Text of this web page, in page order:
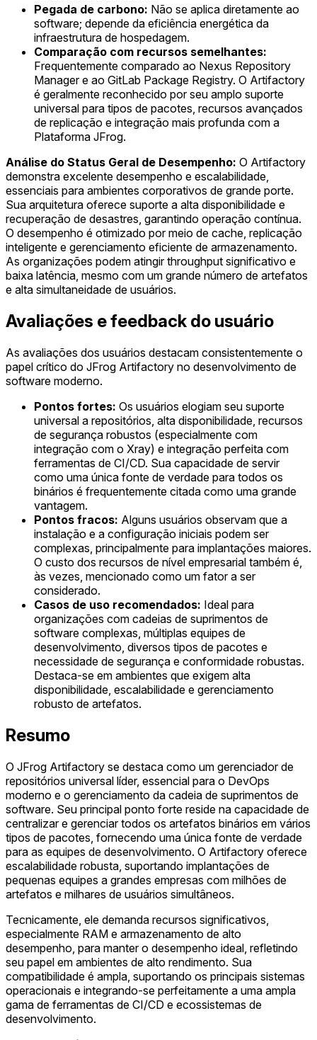
Pegada de carbono: Não se aplica diretamente ao
software; depende da eficiência energética da
infraestrutura de hospedagem.
Comparação com recursos semelhantes:
Frequentemente comparado ao Nexus Repository
Manager e ao GitLab Package Registry. O Artifactory
é geralmente reconhecido por seu amplo suporte
universal para tipos de pacotes, recursos avançados
de replicação e integração mais profunda com a
Plataforma JFrog.
Análise do Status Geral de Desempenho: O Artifactory
demonstra excelente desempenho e escalabilidade,
essenciais para ambientes corporativos de grande porte.
Sua arquitetura oferece suporte a alta disponibilidade e
recuperação de desastres, garantindo operação contínua.
O desempenho é otimizado por meio de cache, replicação
inteligente e gerenciamento eficiente de armazenamento.
As organizações podem atingir throughput significativo e
baixa latência, mesmo com um grande número de artefatos
e alta simultaneidade de usuários.
Avaliações e feedback do usuário
As avaliações dos usuários destacam consistentemente o
papel crítico do JFrog Artifactory no desenvolvimento de
software moderno.
Pontos fortes: Os usuários elogiam seu suporte
universal a repositórios, alta disponibilidade, recursos
de segurança robustos (especialmente com
integração com o Xray) e integração perfeita com
ferramentas de CI/CD. Sua capacidade de servir
como uma única fonte de verdade para todos os
binários é frequentemente citada como uma grande
vantagem.
Pontos fracos: Alguns usuários observam que a
instalação e a configuração iniciais podem ser
complexas, principalmente para implantações maiores.
O custo dos recursos de nível empresarial também é,
às vezes, mencionado como um fator a ser
considerado.
Casos de uso recomendados: Ideal para
organizações com cadeias de suprimentos de
software complexas, múltiplas equipes de
desenvolvimento, diversos tipos de pacotes e
necessidade de segurança e conformidade robustas.
Destaca-se em ambientes que exigem alta
disponibilidade, escalabilidade e gerenciamento
robusto de artefatos.
Resumo
O JFrog Artifactory se destaca como um gerenciador de
repositórios universal líder, essencial para o DevOps
moderno e o gerenciamento da cadeia de suprimentos de
software. Seu principal ponto forte reside na capacidade de
centralizar e gerenciar todos os artefatos binários em vários
tipos de pacotes, fornecendo uma única fonte de verdade
para as equipes de desenvolvimento. O Artifactory oferece
escalabilidade robusta, suportando implantações de
pequenas equipes a grandes empresas com milhões de
artefatos e milhares de usuários simultâneos.
Tecnicamente, ele demanda recursos significativos,
especialmente RAM e armazenamento de alto
desempenho, para manter o desempenho ideal, refletindo
seu papel em ambientes de alto rendimento. Sua
compatibilidade é ampla, suportando os principais sistemas
operacionais e integrando-se perfeitamente a uma ampla
gama de ferramentas de CI/CD e ecossistemas de
desenvolvimento.